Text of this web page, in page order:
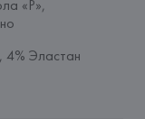
«P»,
4% Эластан